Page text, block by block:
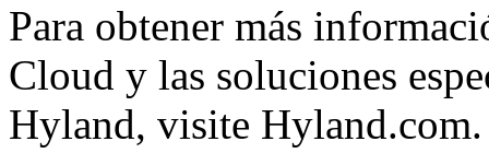
Para obtener más
Cloud y las soluciones
Hyland, visite Hyland.com.